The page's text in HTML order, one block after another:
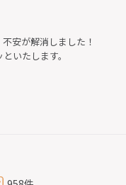
安が解消しました！
いたします。